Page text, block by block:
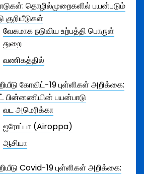
தொழில்முறைகளில் பயன்படும்
குறியீடுகள்
வேகமாக நடுவிய உற்பத்தி பொருள்
துறை
வணிகத்தில்
கோவிட்-19 புள்ளிகள் அறிக்கை:
பின்னணியின் பயன்பாடு
வட அமெரிக்கா
ஐரோப்பா (Airoppa)
ஆசியா
Covid-19 புள்ளிகள் அறிக்கை: